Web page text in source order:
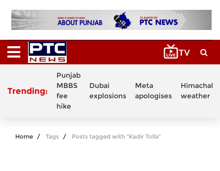
Trending:
Punjab
MBBS
fee
hike
Dubai
explosions
Meta
apologises
Himachal
weather
Home Tags Posts tagged with "Kadir Tolla"